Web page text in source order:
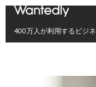
400万人が利用するビジネ